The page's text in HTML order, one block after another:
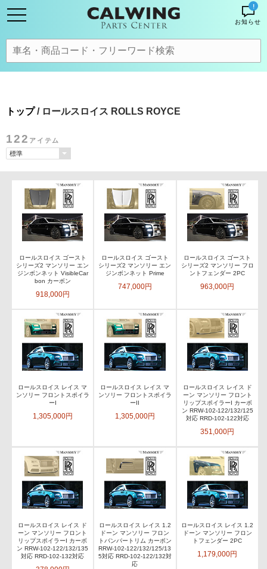
!
お知らせ
トップ/ ロールスロイス ROLLS ROYCE
122 アイテム
ロールスロイス ゴースト
シリーズ2 マンソリー エン
ジンボンネット VisibleCar
bon カーボン
918,000円
ロールスロイス ゴースト
シリーズ2 マンソリー エン
ジンボンネット Prime
747,000円
ロールスロイス ゴースト
シリーズ2 マンソリー フロ
ントフェンダー 2PC
963,000円
ロールスロイス レイス マ
ンソリー フロントスポイラ
ーI
1,305,000円
ロールスロイス レイス マ
ンソリー フロントスポイラ
ーII
1,305,000円
ロールスロイス レイス ド
ーン マンソリー フロント
リップスポイラーI カーボ
ン RRW-102-122/132/125
対応 RRD-102-122対応
351,000円
ロールスロイス レイス ド
ーン マンソリー フロント
リップスポイラーI カーボ
ン RRW-102-122/132/135
対応 RRD-102-132対応
ロールスロイス レイス 1.2
ドーン マンソリー フロン
トバンパートリム カーボン
RRW-102-122/132/125/13
5対応 RRD-102-122/132対
応
ロールスロイス レイス 1.2
ドーン マンソリー フロン
トフェンダー 2PC
1,179,000円